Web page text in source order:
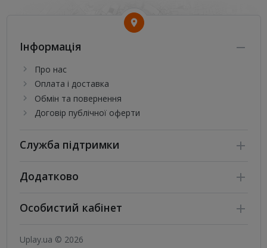
Інформація
Про нас
Оплата і доставка
Обмін та повернення
Договір публічної оферти
Служба підтримки
Додатково
Особистий кабінет
Uplay.ua © 2026